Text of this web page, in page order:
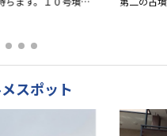
スポット